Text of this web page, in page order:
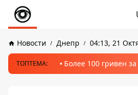
Новости Днепр 04:13, 21
ТОПТЕМА: Более 100 гривен